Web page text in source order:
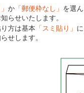
か 「郵便枠なし」 を選
らせいたします。
方は基本 「スミ貼り」
せします。